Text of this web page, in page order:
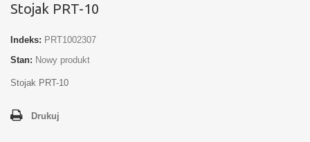
Stojak PRT-10
Indeks: PRT1002307
Stan: Nowy produkt
Stojak PRT-10
Drukuj